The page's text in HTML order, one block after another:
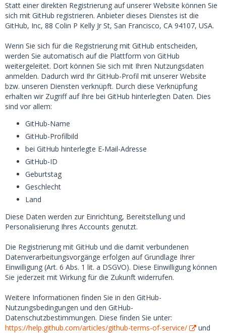
Statt einer direkten Registrierung auf unserer Website können Sie
sich mit GitHub registrieren. Anbieter dieses Dienstes ist die
GitHub, Inc, 88 Colin P Kelly Jr St, San Francisco, CA 94107, USA.
Wenn Sie sich für die Registrierung mit GitHub entscheiden,
werden Sie automatisch auf die Plattform von GitHub
weitergeleitet. Dort können Sie sich mit Ihren Nutzungsdaten
anmelden. Dadurch wird Ihr GitHub-Profil mit unserer Website
bzw. unseren Diensten verknüpft. Durch diese Verknüpfung
erhalten wir Zugriff auf Ihre bei GitHub hinterlegten Daten. Dies
sind vor allem:
GitHub-Name
GitHub-Profilbild
bei GitHub hinterlegte E-Mail-Adresse
GitHub-ID
Geburtstag
Geschlecht
Land
Diese Daten werden zur Einrichtung, Bereitstellung und
Personalisierung Ihres Accounts genutzt.
Die Registrierung mit GitHub und die damit verbundenen
Datenverarbeitungsvorgänge erfolgen auf Grundlage Ihrer
Einwilligung (Art. 6 Abs. 1 lit. a DSGVO). Diese Einwilligung können
Sie jederzeit mit Wirkung für die Zukunft widerrufen.
Weitere Informationen finden Sie in den GitHub-
Nutzungsbedingungen und den GitHub-
Datenschutzbestimmungen. Diese finden Sie unter:
https://help.github.com/articles/github-terms-of-service/
und